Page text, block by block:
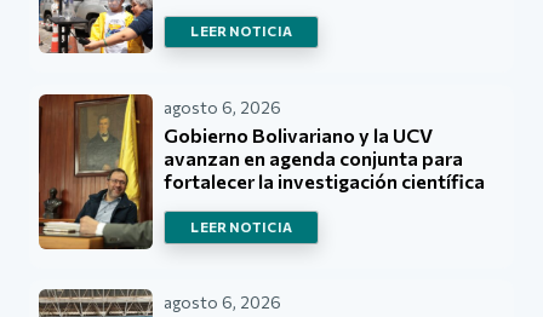
LEER NOTICIA
agosto 6, 2026
Gobierno Bolivariano y la UCV
avanzan en agenda conjunta para
fortalecer la investigación científica
LEER NOTICIA
agosto 6, 2026